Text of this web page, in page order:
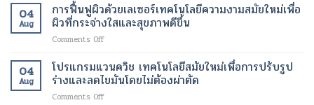
ขึ้น
การ
เผา
เทคโนโลยี
สมัย
ใหม่
ผู้
ป่วย
เทคโนโลยี
ทางการ
ห้อง
ผ่าตัด
บน
คลา
เทคโนโลยี
การ
04
Aug
การฟื้นฟูผิวด้วยเลเซอร์เทคโนโลยีความงามสมัยใหม่เพื่อ
ผิวที่กระจ่างใสและสุขภาพดีขึ้น
Comments Offon
ฟื้นฟู
ผิว
ด้วย
เลเซอร์
04
Aug
โปรแกรมแวนควิช เทคโนโลยีสมัยใหม่เพื่อการปรับรูป
ร่างและลดไขมันโดยไม่ต้องผ่าตัด
Comments Offon